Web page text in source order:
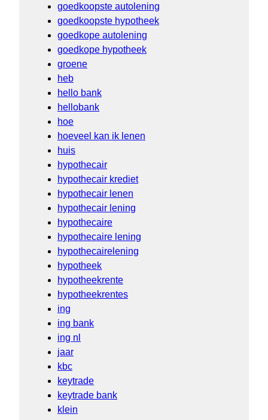
goedkoopste autolening
goedkoopste hypotheek
goedkope autolening
goedkope hypotheek
groene
heb
hello bank
hellobank
hoe
hoeveel kan ik lenen
huis
hypothecair
hypothecair krediet
hypothecair lenen
hypothecair lening
hypothecaire
hypothecaire lening
hypothecairelening
hypotheek
hypotheekrente
hypotheekrentes
ing
ing bank
ing nl
jaar
kbc
keytrade
keytrade bank
klein